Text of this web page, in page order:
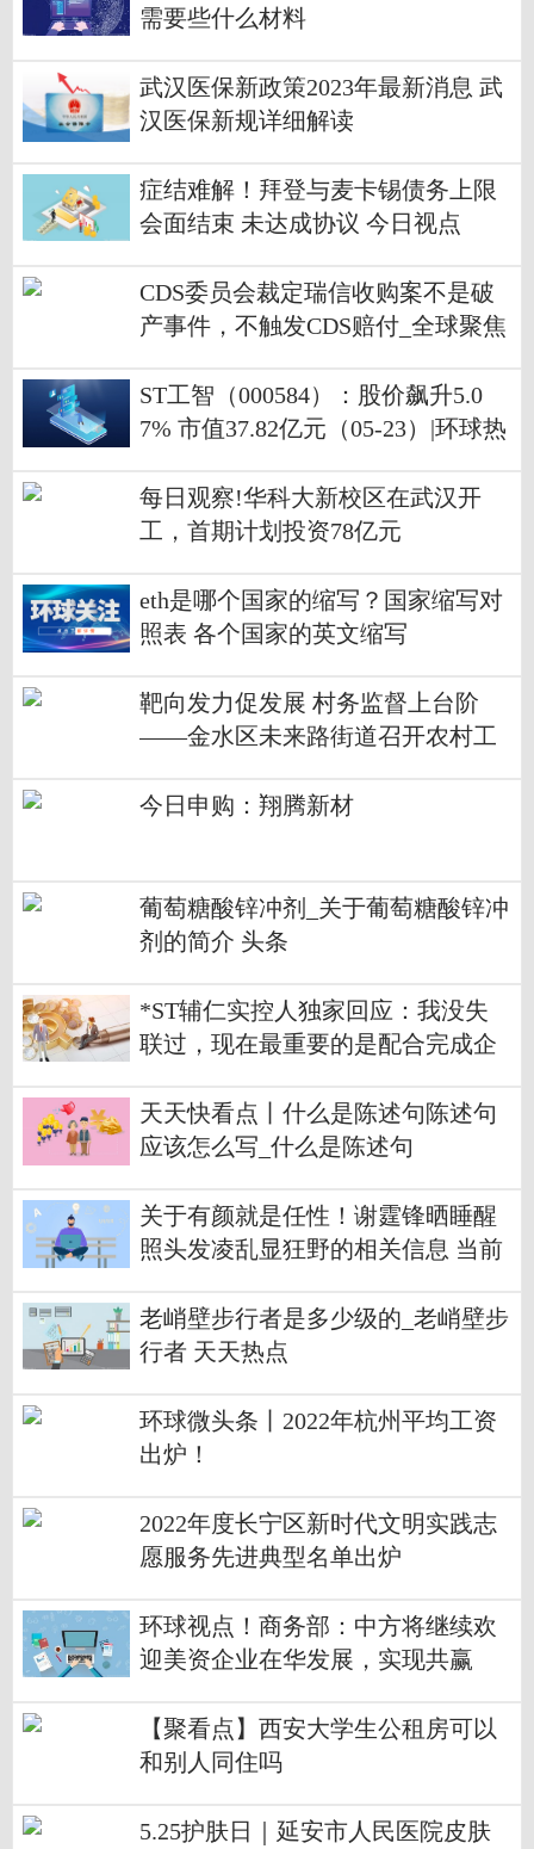
需要些什么材料
武汉医保新政策2023年最新消息 武
汉医保新规详细解读
症结难解！拜登与麦卡锡债务上限
会面结束 未达成协议 今日视点
CDS委员会裁定瑞信收购案不是破
产事件，不触发CDS赔付_全球聚焦
ST工智（000584）：股价飙升5.0
7% 市值37.82亿元（05-23）|环球热
每日观察!华科大新校区在武汉开
工，首期计划投资78亿元
eth是哪个国家的缩写？国家缩写对
照表 各个国家的英文缩写
靶向发力促发展 村务监督上台阶
——金水区未来路街道召开农村工
今日申购：翔腾新材
葡萄糖酸锌冲剂_关于葡萄糖酸锌冲
剂的简介 头条
*ST辅仁实控人独家回应：我没失
联过，现在最重要的是配合完成企
天天快看点丨什么是陈述句陈述句
应该怎么写_什么是陈述句
关于有颜就是任性！谢霆锋晒睡醒
照头发凌乱显狂野的相关信息 当前
老峭壁步行者是多少级的_老峭壁步
行者 天天热点
环球微头条丨2022年杭州平均工资
出炉！
2022年度长宁区新时代文明实践志
愿服务先进典型名单出炉
环球视点！商务部：中方将继续欢
迎美资企业在华发展，实现共赢
【聚看点】西安大学生公租房可以
和别人同住吗
5.25护肤日｜延安市人民医院皮肤